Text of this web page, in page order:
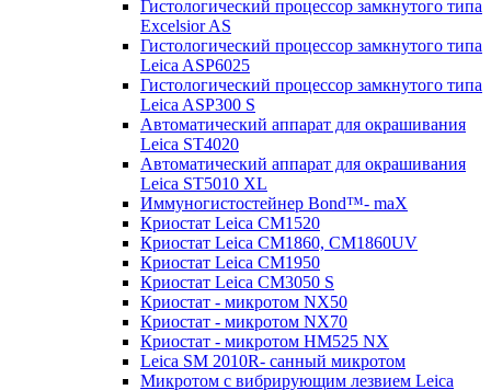
Гистологический процессор замкнутого типа
Excelsior AS
Гистологический процессор замкнутого типа
Leica ASP6025
Гистологический процессор замкнутого типа
Leica ASP300 S
Автоматический аппарат для окрашивания
Leica ST4020
Автоматический аппарат для окрашивания
Leica ST5010 XL
Иммуногистостейнер Bond™- maX
Криостат Leica CM1520
Криостат Leica CM1860, CM1860UV
Криостат Leica CM1950
Криостат Leica CM3050 S
Криостат - микротом NX50
Криостат - микротом NX70
Криостат - микротом HM525 NX
Leica SM 2010R- санный микротом
Микротом с вибрирующим лезвием Leica